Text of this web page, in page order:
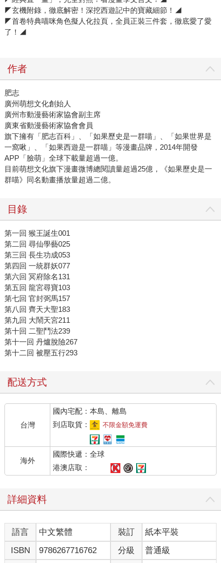
◤玄機附錄，徹底解密！深挖西遊記中的寶藏細節！◢
◤首卷特典喵咪角色擬人化拉頁，全員正裝三件套，徹底愛了愛
了！◢
作者
肥志
廣州萌想文化創始人
廣州市動漫藝術家協會副主席
廣東省動漫藝術家協會會員
旗下擁有「肥志百科」、「如果歷史是一群喵」、「如果世界是
一窩啾」、「如果西遊是一群喵」等漫畫品牌，2014年開發
APP「臉萌」全球下載量超過一億。
目前萌想文化旗下漫畫微博總閱讀量超過25億，《如果歷史是一
群喵》同名動畫播放量超過二億。
目錄
第一回 猴王誕生001
第二回 尋仙學藝025
第三回 長生功成053
第四回 一統群妖077
第六回 冥府除名131
第五回 龍宮尋寶103
第七回 官封弼馬157
第八回 齊天大聖183
第九回 大鬧天宮211
第十回 二聖鬥法239
第十一回 丹爐脫險267
第十二回 被壓五行293
配送方式
台灣
國內宅配：本島、離島
到店取貨：
不限金額免運費
海外
國際快遞：全球
港澳店取：
詳細資料
語言 中文繁體 裝訂
紙本平裝
ISBN
9786267716762 分級 普通級